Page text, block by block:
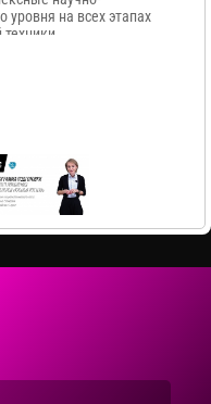
уровня на всех этапах